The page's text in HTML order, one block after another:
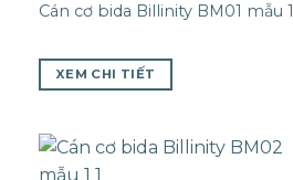
Cán cơ bida Billinity BM01 mẫu 1
XEM CHI TIẾT